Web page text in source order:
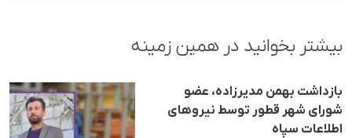
بیشتر بخوانید در همین زمینه
بازداشت بهمن مدیرزاده، عضو
شورای شهر قطور توسط نیروهای
اطلاعات سپاه